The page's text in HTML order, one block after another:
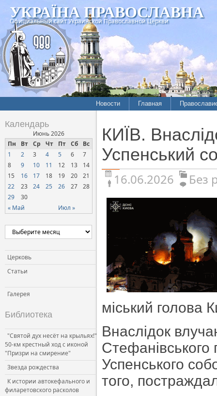
УКРАЇНА ПРАВОСЛАВНА
Официальный сайт Украинской Православной Церкви
Новости Главная
Календарь
Июнь 2026
Пн
Вт Ср Чт Пт Сб Вс
« Май Июл »
1 2 3 4 5 6
7
8
9 10 11 12 13
14
15
16 17 18 19 20
21
22
23 24 25 26 27
28
29
30
Церковь
Статьи
Галерея
Библиотека
"Святой дух несёт на крыльях!"
50-км крестный ход с иконой
"Призри на смирение"
Звезда рождества
К истории автокефального и
филаретовского расколов
КИЇВ.
Успенський
16.06.2026 Без
міський голова
Внаслідок
Успенського
того,